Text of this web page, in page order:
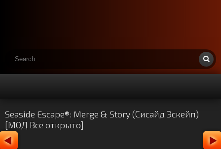
Seaside Escape®: Merge & Story (Сисайд Эскейп)
[МОД Все открыто]